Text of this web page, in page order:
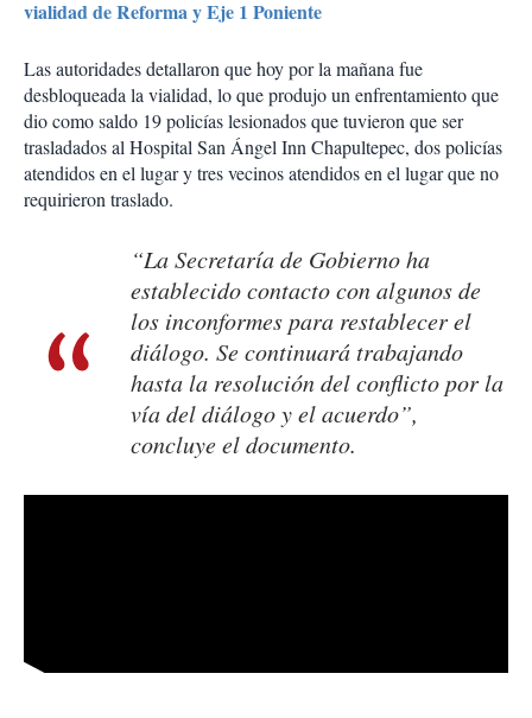
vialidad de Reforma y Eje 1 Poniente
Las autoridades detallaron que hoy por la mañana fue
desbloqueada la vialidad, lo que produjo un enfrentamiento que
dio como saldo 19 policías lesionados que tuvieron que ser
trasladados al Hospital San Ángel Inn Chapultepec, dos policías
atendidos en el lugar y tres vecinos atendidos en el lugar que no
requirieron traslado.
“La Secretaría de Gobierno ha
establecido contacto con algunos de
los inconformes para restablecer el
diálogo. Se continuará trabajando
hasta la resolución del conflicto por la
vía del diálogo y el acuerdo”,
concluye el documento.